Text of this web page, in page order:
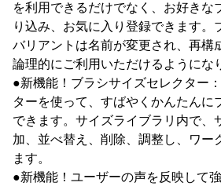
を利用できるだけでなく、お好きな
り込み、お気に入り登録できます。
バリアントは名前が変更され、再構
論理的にご利用いただけるようにな
●新機能！ブラシサイズセレクター
ターを使って、すばやくかんたんに
できます。サイズライブラリ内で、
加、並べ替え、削除、調整し、ワー
ます。
●新機能！ユーザーの声を反映して